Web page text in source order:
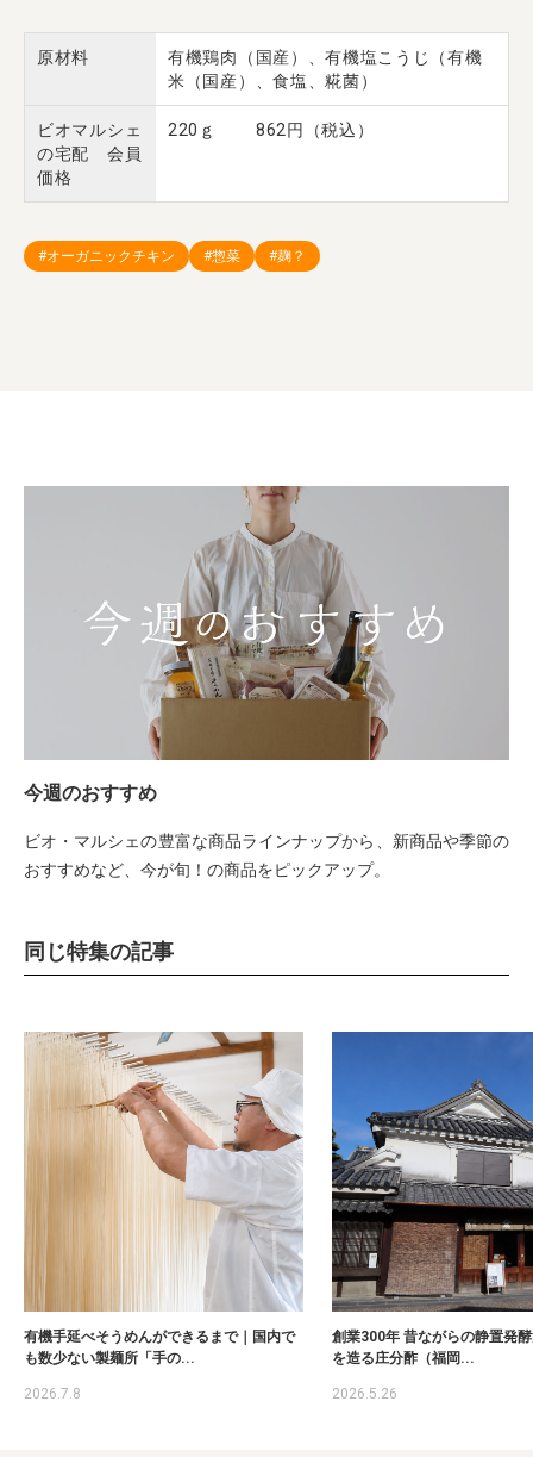
原材料
有機鶏肉（国産）、有機塩こうじ（有機
米（国産）、食塩、糀菌）
ビオマルシェ
の宅配 会員
価格
220ｇ 862円（税込）
#オーガニックチキン #惣菜 #麹？
今週のおすすめ
ビオ・マルシェの豊富な商品ラインナップから、新商品や季節の
おすすめなど、今が旬！の商品をピックアップ。
同じ特集の記事
有機手延べそうめんができるまで｜国内で
も数少ない製麺所「手の...
2026.7.8
創業300年 昔ながらの静置発
を造る庄分酢（福岡...
2026.5.26